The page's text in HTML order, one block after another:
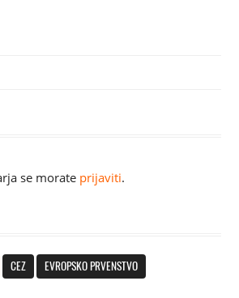
se morate prijaviti.
CEZ EVROPSKO PRVENSTVO